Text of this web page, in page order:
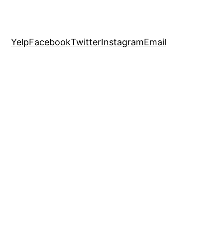
YelpFacebookTwitterInstagramEmail